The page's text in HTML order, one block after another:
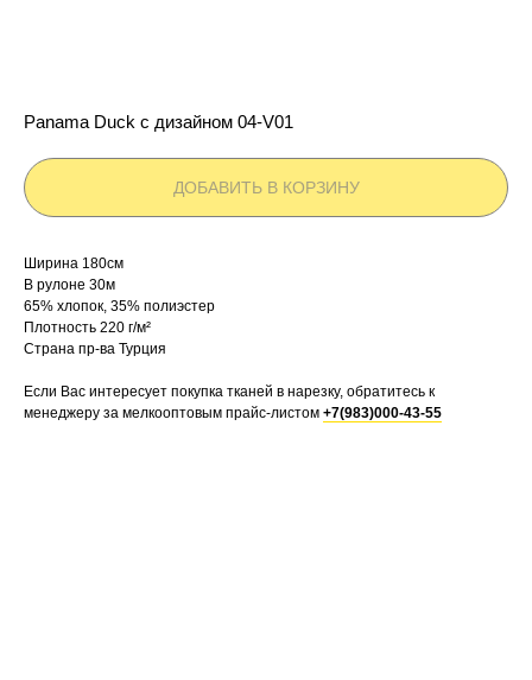
Panama Duck с дизайном 04-V01
ДОБАВИТЬ В КОРЗИНУ
Ширина 180см
В рулоне 30м
65% хлопок, 35% полиэстер
Плотность 220 г/м²
Страна пр-ва Турция
Если Вас интересует покупка тканей в нарезку, обратитесь к
менеджеру за мелкооптовым прайс-листом +7(983)000-43-55